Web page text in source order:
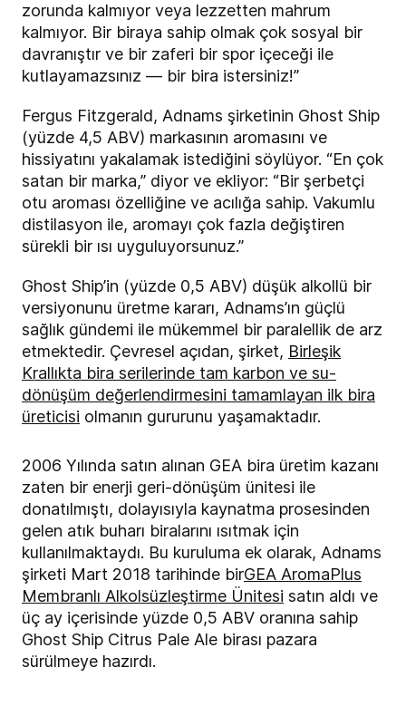
zorunda kalmıyor veya lezzetten mahrum
kalmıyor. Bir biraya sahip olmak çok sosyal bir
davranıştır ve bir zaferi bir spor içeceği ile
kutlayamazsınız — bir bira istersiniz!”
Fergus Fitzgerald, Adnams şirketinin Ghost Ship
(yüzde 4,5 ABV) markasının aromasını ve
hissiyatını yakalamak istediğini söylüyor. “En çok
satan bir marka,” diyor ve ekliyor: “Bir şerbetçi
otu aroması özelliğine ve acılığa sahip. Vakumlu
distilasyon ile, aromayı çok fazla değiştiren
sürekli bir ısı uyguluyorsunuz.”
Ghost Ship’in (yüzde 0,5 ABV) düşük alkollü bir
versiyonunu üretme kararı, Adnams’ın güçlü
sağlık gündemi ile mükemmel bir paralellik de arz
etmektedir. Çevresel açıdan, şirket, Birleşik
Krallıkta bira serilerinde tam karbon ve su-
dönüşüm değerlendirmesini tamamlayan ilk bira
üreticisi olmanın gururunu yaşamaktadır.
2006 Yılında satın alınan GEA bira üretim kazanı
zaten bir enerji geri-dönüşüm ünitesi ile
donatılmıştı, dolayısıyla kaynatma prosesinden
gelen atık buharı biralarını ısıtmak için
kullanılmaktaydı. Bu kuruluma ek olarak, Adnams
şirketi Mart 2018 tarihinde birGEA AromaPlus
Membranlı Alkolsüzleştirme Ünitesi satın aldı ve
üç ay içerisinde yüzde 0,5 ABV oranına sahip
Ghost Ship Citrus Pale Ale birası pazara
sürülmeye hazırdı.